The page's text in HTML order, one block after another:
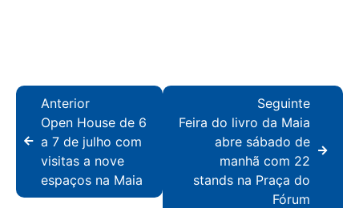
Anterior
Open House de 6
a 7 de julho com
visitas a nove
espaços na Maia
Seguinte
Feira do livro da Maia
abre sábado de
manhã com 22
stands na Praça do
Fórum